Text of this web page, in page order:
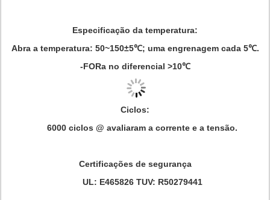
Especificação da temperatura:
Abra a temperatura: 50~150±5℃; uma engrenagem cada 5℃.
-FORa no diferencial >10℃
Ciclos:
6000 ciclos @ avaliaram a corrente e a tensão.
Certificações de segurança
UL: E465826 TUV: R50279441